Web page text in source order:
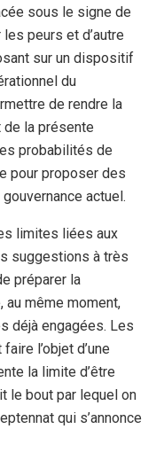
sous le signe de
les peurs et d’autre
sur un dispositif
du
de rendre la
de la présente
probabilités de
pour proposer des
actuel.
limites liées aux
suggestions à très
préparer la
même moment,
déjà engagées. Les
l’objet d’une
la limite d’être
le bout par lequel on
qui s’annonce